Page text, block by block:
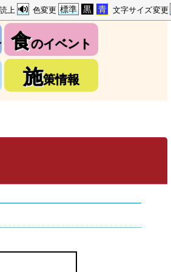
文字サイズ変更
色変更 標準 黒 青
読上
食のイベント
施策情報